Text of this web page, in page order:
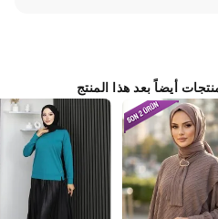
أيضاً بعد هذا المنتج